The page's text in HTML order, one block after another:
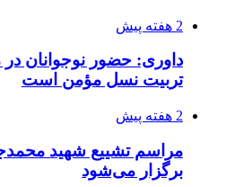
2 هفته پیش
داوری: حضور نوجوانان در
تربیت نسل مؤمن است
2 هفته پیش
مراسم تشییع شهید
برگزار می‌شود